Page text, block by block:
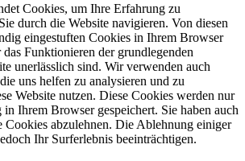
Cookies, um Ihre Erfahrung zu
durch die Website navigieren. Von diesen
eingestuften Cookies in Ihrem Browser
das Funktionieren der grundlegenden
unerlässlich sind. Wir verwenden auch
uns helfen zu analysieren und zu
Website nutzen. Diese Cookies werden nur
Ihrem Browser gespeichert. Sie haben auch
Cookies abzulehnen. Die Ablehnung einiger
Ihr Surferlebnis beeinträchtigen.